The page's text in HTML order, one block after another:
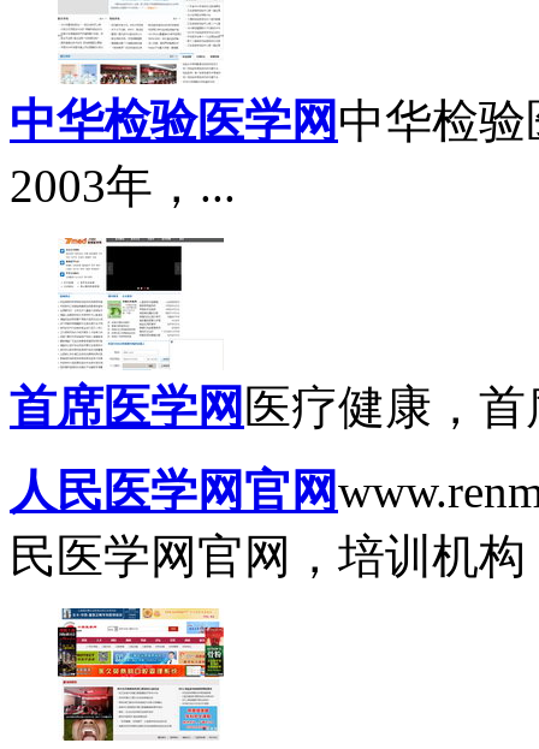
中华检验医学网 中华检验
2003年，...
首席医学网 医疗健康，
人民医学网官网
民医学网官网，培训机构